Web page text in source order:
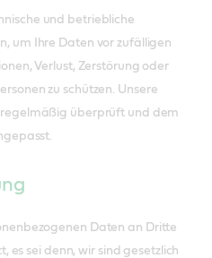
und betriebliche
um Ihre Daten vor zufälligen
Verlust, Zerstörung oder
zu schützen. Unsere
überprüft und dem
Daten an Dritte
es sei denn, wir sind gesetzlich